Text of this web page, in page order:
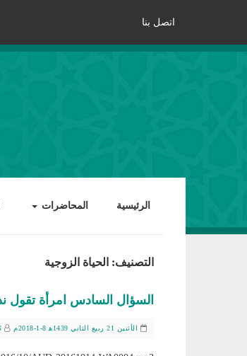
اتصل بنا
الرئيسية المحاضرات
التصنيف: الحياة الزوجية
السؤال السادس امرأة
الأثنين 21 ربيع الثاني 1439ﻫ 8-1-2018م